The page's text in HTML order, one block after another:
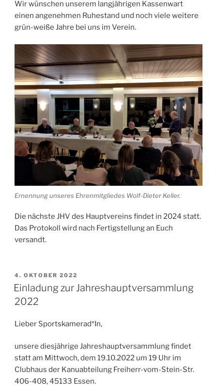
Wir wünschen unserem langjährigen Kassenwart
einen angenehmen Ruhestand und noch viele weitere
grün-weiße Jahre bei uns im Verein.
Ernennung unseres Ehrenmitgliedes Wolf-Dieter Keller.
Die nächste JHV des Hauptvereins findet in 2024 statt.
Das Protokoll wird nach Fertigstellung an Euch
versandt.
VERÖFFENTLICHT
AM
4. OKTOBER 2022
Einladung zur Jahreshauptversammlung
2022
Lieber Sportskamerad*In,
unsere diesjährige Jahreshauptversammlung findet
statt am Mittwoch, dem 19.10.2022 um 19 Uhr im
Clubhaus der Kanuabteilung Freiherr-vom-Stein-Str.
406-408, 45133 Essen.